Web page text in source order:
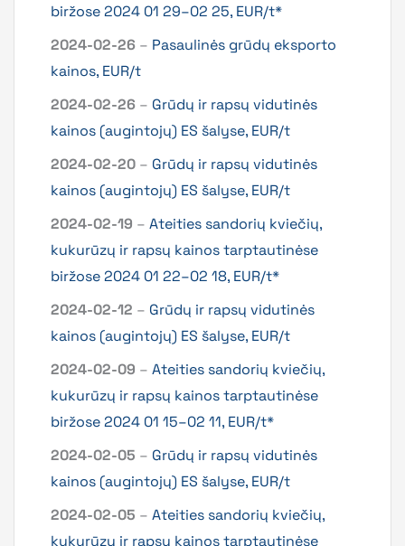
biržose 2024 01 29–02 25, EUR/t*
2024-02-26 – Pasaulinės grūdų eksporto
kainos, EUR/t
2024-02-26 – Grūdų ir rapsų vidutinės
kainos (augintojų) ES šalyse, EUR/t
2024-02-20 – Grūdų ir rapsų vidutinės
kainos (augintojų) ES šalyse, EUR/t
2024-02-19 – Ateities sandorių kviečių,
kukurūzų ir rapsų kainos tarptautinėse
biržose 2024 01 22–02 18, EUR/t*
2024-02-12 – Grūdų ir rapsų vidutinės
kainos (augintojų) ES šalyse, EUR/t
2024-02-09 – Ateities sandorių kviečių,
kukurūzų ir rapsų kainos tarptautinėse
biržose 2024 01 15–02 11, EUR/t*
2024-02-05 – Grūdų ir rapsų vidutinės
kainos (augintojų) ES šalyse, EUR/t
2024-02-05 – Ateities sandorių kviečių,
kukurūzų ir rapsų kainos tarptautinėse